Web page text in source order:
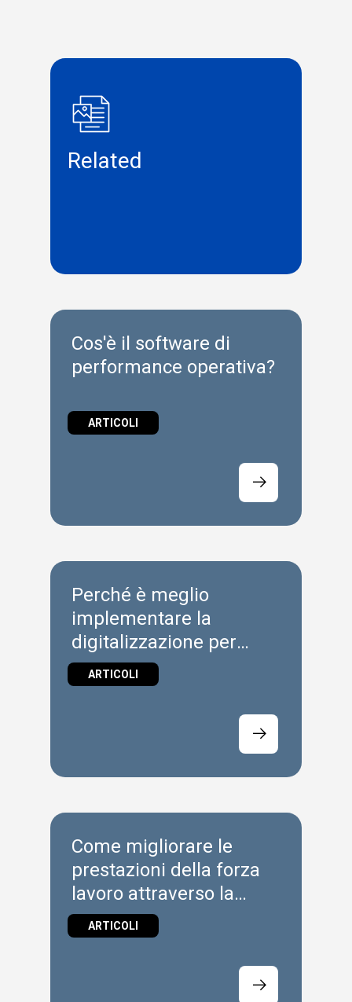
Related
Cos'è il software di
performance operativa?
ARTICOLI
Perché è meglio
implementare la
digitalizzazione per
Industrie 4.0?
ARTICOLI
Come migliorare le
prestazioni della forza
lavoro attraverso la
formazione e la
validazione virtuali
ARTICOLI